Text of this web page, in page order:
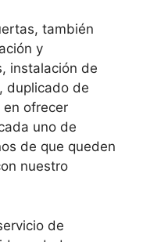
también
y
instalación de
duplicado de
en ofrecer
uno de
de que queden
nuestro
de